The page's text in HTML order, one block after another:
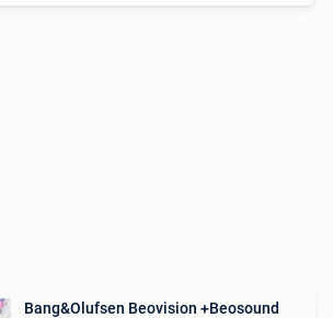
Bang&Olufsen Beovision +Beosound